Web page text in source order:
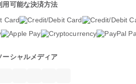
用可能な決済方法
ーシャルメディア